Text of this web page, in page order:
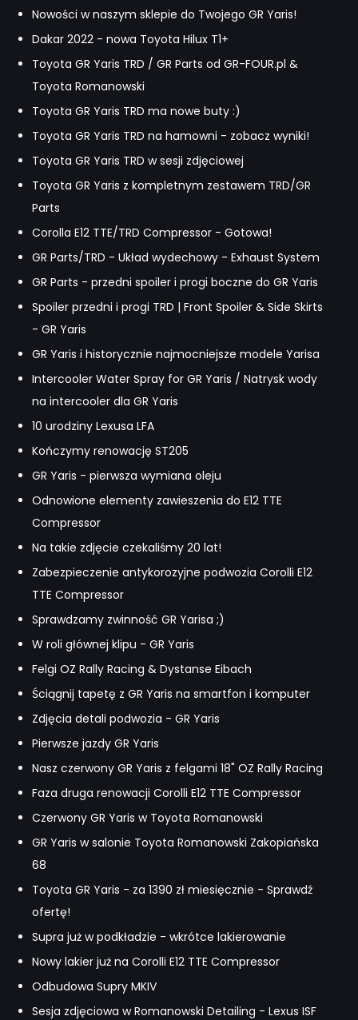
Nowości w naszym sklepie do Twojego GR Yaris!
Dakar 2022 - nowa Toyota Hilux T1+
Toyota GR Yaris TRD / GR Parts od GR-FOUR.pl &
Toyota Romanowski
Toyota GR Yaris TRD ma nowe buty :)
Toyota GR Yaris TRD na hamowni - zobacz wyniki!
Toyota GR Yaris TRD w sesji zdjęciowej
Toyota GR Yaris z kompletnym zestawem TRD/GR
Parts
Corolla E12 TTE/TRD Compressor - Gotowa!
GR Parts/TRD - Układ wydechowy - Exhaust System
GR Parts - przedni spoiler i progi boczne do GR Yaris
Spoiler przedni i progi TRD | Front Spoiler & Side Skirts
- GR Yaris
GR Yaris i historycznie najmocniejsze modele Yarisa
Intercooler Water Spray for GR Yaris / Natrysk wody
na intercooler dla GR Yaris
10 urodziny Lexusa LFA
Kończymy renowację ST205
GR Yaris - pierwsza wymiana oleju
Odnowione elementy zawieszenia do E12 TTE
Compressor
Na takie zdjęcie czekaliśmy 20 lat!
Zabezpieczenie antykorozyjne podwozia Corolli E12
TTE Compressor
Sprawdzamy zwinność GR Yarisa ;)
W roli głównej klipu - GR Yaris
Felgi OZ Rally Racing & Dystanse Eibach
Ściągnij tapetę z GR Yaris na smartfon i komputer
Zdjęcia detali podwozia - GR Yaris
Pierwsze jazdy GR Yaris
Nasz czerwony GR Yaris z felgami 18" OZ Rally Racing
Faza druga renowacji Corolli E12 TTE Compressor
Czerwony GR Yaris w Toyota Romanowski
GR Yaris w salonie Toyota Romanowski Zakopiańska
68
Toyota GR Yaris - za 1390 zł miesięcznie - Sprawdź
ofertę!
Supra już w podkładzie - wkrótce lakierowanie
Nowy lakier już na Corolli E12 TTE Compressor
Odbudowa Supry MKIV
Sesja zdjęciowa w Romanowski Detailing - Lexus ISF